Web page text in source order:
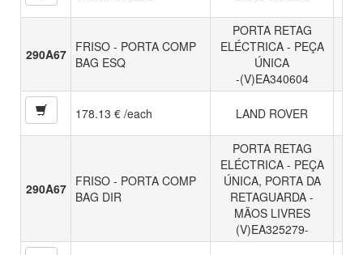
290A67
FRISO - PORTA COMP
BAG ESQ
PORTA RETAG
ELÉCTRICA - PEÇA
ÚNICA
-(V)EA340604
178.13 € /each LAND ROVER
290A67
FRISO - PORTA COMP
BAG DIR
PORTA RETAG
ELÉCTRICA - PEÇA
ÚNICA, PORTA DA
RETAGUARDA -
MÃOS LIVRES
(V)EA325279-